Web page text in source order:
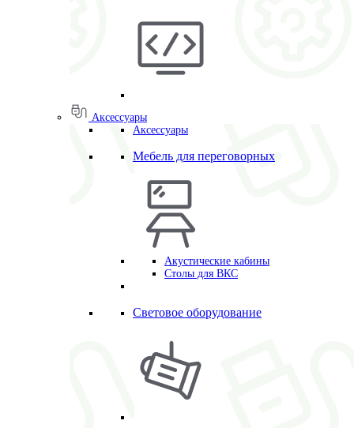
Аксессуары
Аксессуары
Мебель для переговорных
Акустические кабины
Столы для ВКС
Световое оборудование